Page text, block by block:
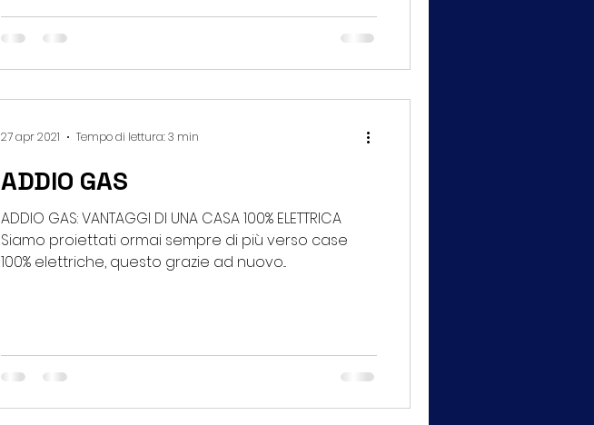
ADDIO GAS
ADDIO GAS: VANTAGGI DI UNA CASA 100% ELETTRICA
Siamo proiettati ormai sempre di più verso case
100% elettriche, questo grazie ad nuovo...
27 apr 2021 Tempo di lettura: 3 min